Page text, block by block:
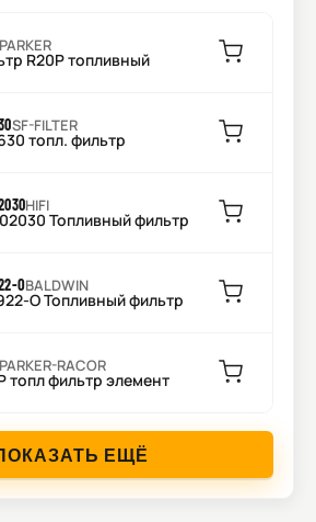
PARKER
R20P топливный
SF-FILTER
топл. фильтр
HIFI
Топливный фильтр
OBALDWIN
O Топливный фильтр
PARKER-RACOR
топл фильтр элемент
ЕЩЁ